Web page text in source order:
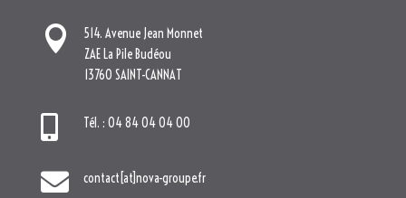

514. Avenue Jean Monnet
ZAE La Pile Budéou
13760 SAINT-CANNAT
 Tél. : 04 84 04 04 00
 contact[at]nova-groupe.fr